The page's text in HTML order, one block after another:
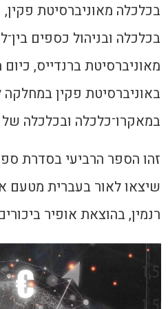
בכלכלה מאוניברסיטת פקין,
בכלכלה ובניהול כספים
מאוניברסיטת ברנדייס,
באוניברסיטת פקין
במאקרו־כלכלה ובכלכלה של
זהו הספר הרביעי בסדרת
שיצאו לאור בעברית מטעם
רנמין, בהוצאת אופיר